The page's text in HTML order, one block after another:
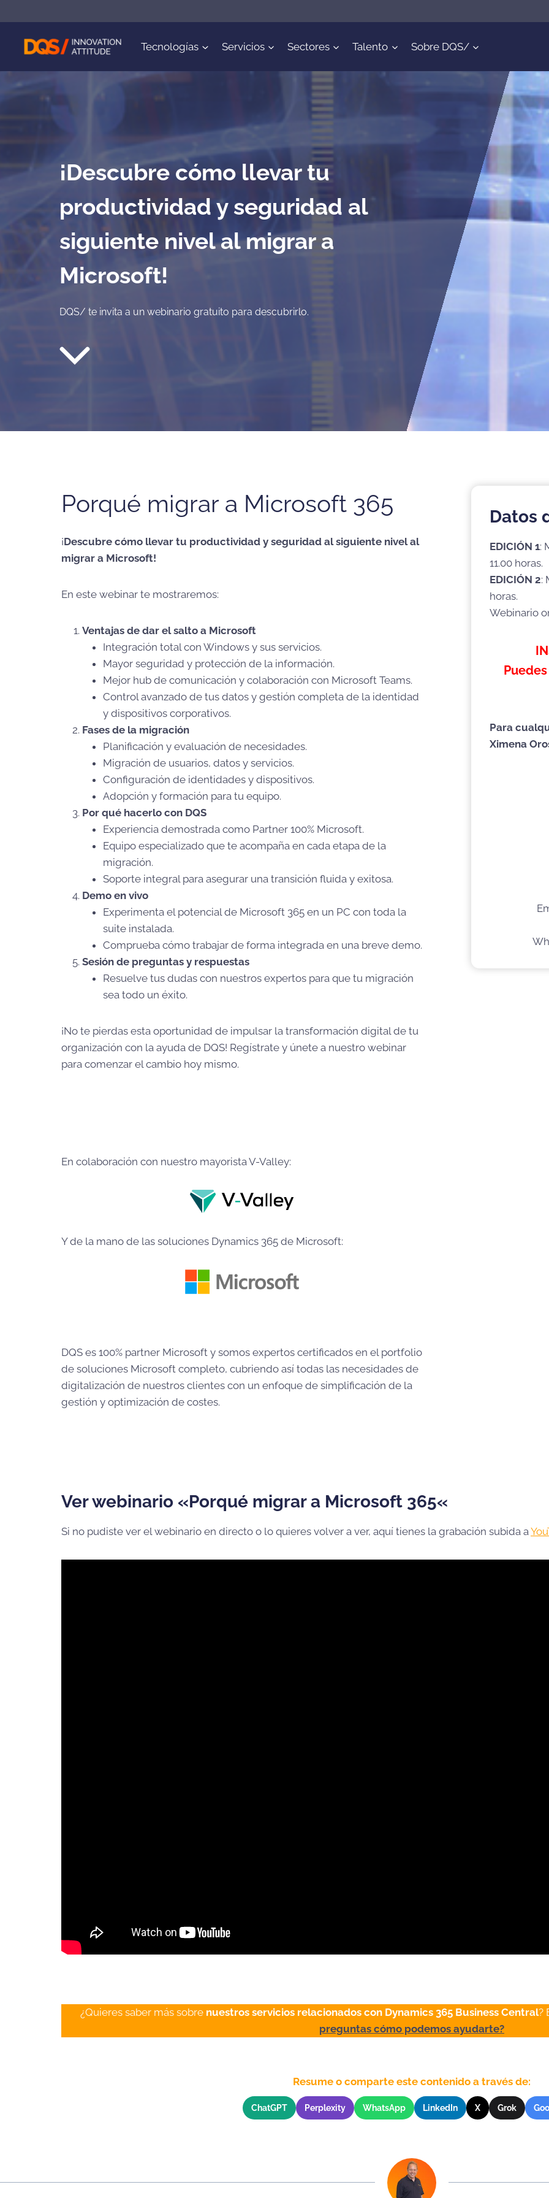
al
contenido
Tecnologías Servicios Sectores Talento Sobre DQS/
¡Descubre cómo llevar tu
productividad y seguridad al
siguiente nivel al migrar a
Microsoft!
DQS/ te invita a un webinario gratuito para descubrirlo.
Porqué migrar a Microsoft 365
¡Descubre cómo llevar tu productividad y seguridad al siguiente nivel al
migrar a Microsoft!
En este webinar te mostraremos:
Ventajas de dar el salto a Microsoft
Integración total con Windows y sus servicios.
Mayor seguridad y protección de la información.
Mejor hub de comunicación y colaboración con Microsoft Teams.
Control avanzado de tus datos y gestión completa de la identidad
y dispositivos corporativos.
Fases de la migración
Planificación y evaluación de necesidades.
Migración de usuarios, datos y servicios.
Configuración de identidades y dispositivos.
Adopción y formación para tu equipo.
Por qué hacerlo con DQS
Experiencia demostrada como Partner 100% Microsoft.
Equipo especializado que te acompaña en cada etapa de la
migración.
Soporte integral para asegurar una transición fluida y exitosa.
Demo en vivo
Experimenta el potencial de Microsoft 365 en un PC con toda la
suite instalada.
Comprueba cómo trabajar de forma integrada en una breve demo.
Sesión de preguntas y respuestas
Resuelve tus dudas con nuestros expertos para que tu migración
sea todo un éxito.
¡No te pierdas esta oportunidad de impulsar la transformación digital de tu
organización con la ayuda de DQS! Regístrate y únete a nuestro webinar
para comenzar el cambio hoy mismo.
En colaboración con nuestro mayorista V-Valley:
Y de la mano de las soluciones Dynamics 365 de Microsoft:
DQS es 100% partner Microsoft y somos expertos certificados en el portfolio
de soluciones Microsoft completo, cubriendo así todas las necesidades de
digitalización de nuestros clientes con un enfoque de simplificación de la
gestión y optimización de costes.
Datos
EDICIÓN 1:
11.00 horas.
EDICIÓN 2:
horas.
Webinario
Para
Ximena
Ver webinario «Porqué migrar a Microsoft 365«
Si no pudiste ver el webinario en directo o lo quieres volver a ver, aquí tienes la grabación subida a
¿Quieres saber más sobre nuestros servicios relacionados con Dynamics 365 Business Central?
preguntas cómo podemos ayudarte?
Resume o comparte este contenido a través de:
ChatGPT Perplexity WhatsApp LinkedIn X Grok